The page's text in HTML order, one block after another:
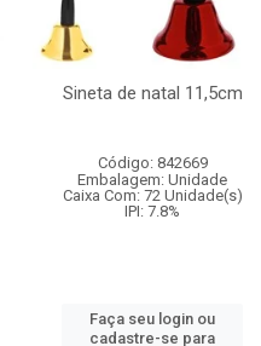
Sineta de natal 11,5cm
Código: 842669
Embalagem: Unidade
Caixa Com: 72 Unidade(s)
IPI: 7.8%
Faça seu login ou
cadastre-se para